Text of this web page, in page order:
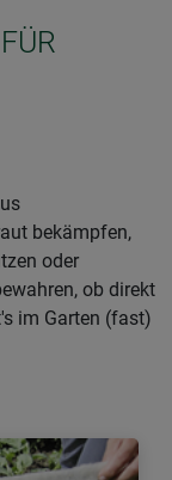
bekämpfen,
oder
ob direkt
im Garten (fast)